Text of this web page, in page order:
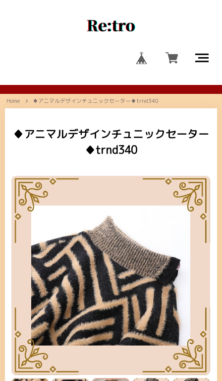
Home ♦アニマルデザインチュニックセーター♦trnd340
♦アニマルデザインチュニックセーター
♦trnd340